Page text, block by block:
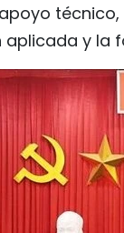
aplicada y la